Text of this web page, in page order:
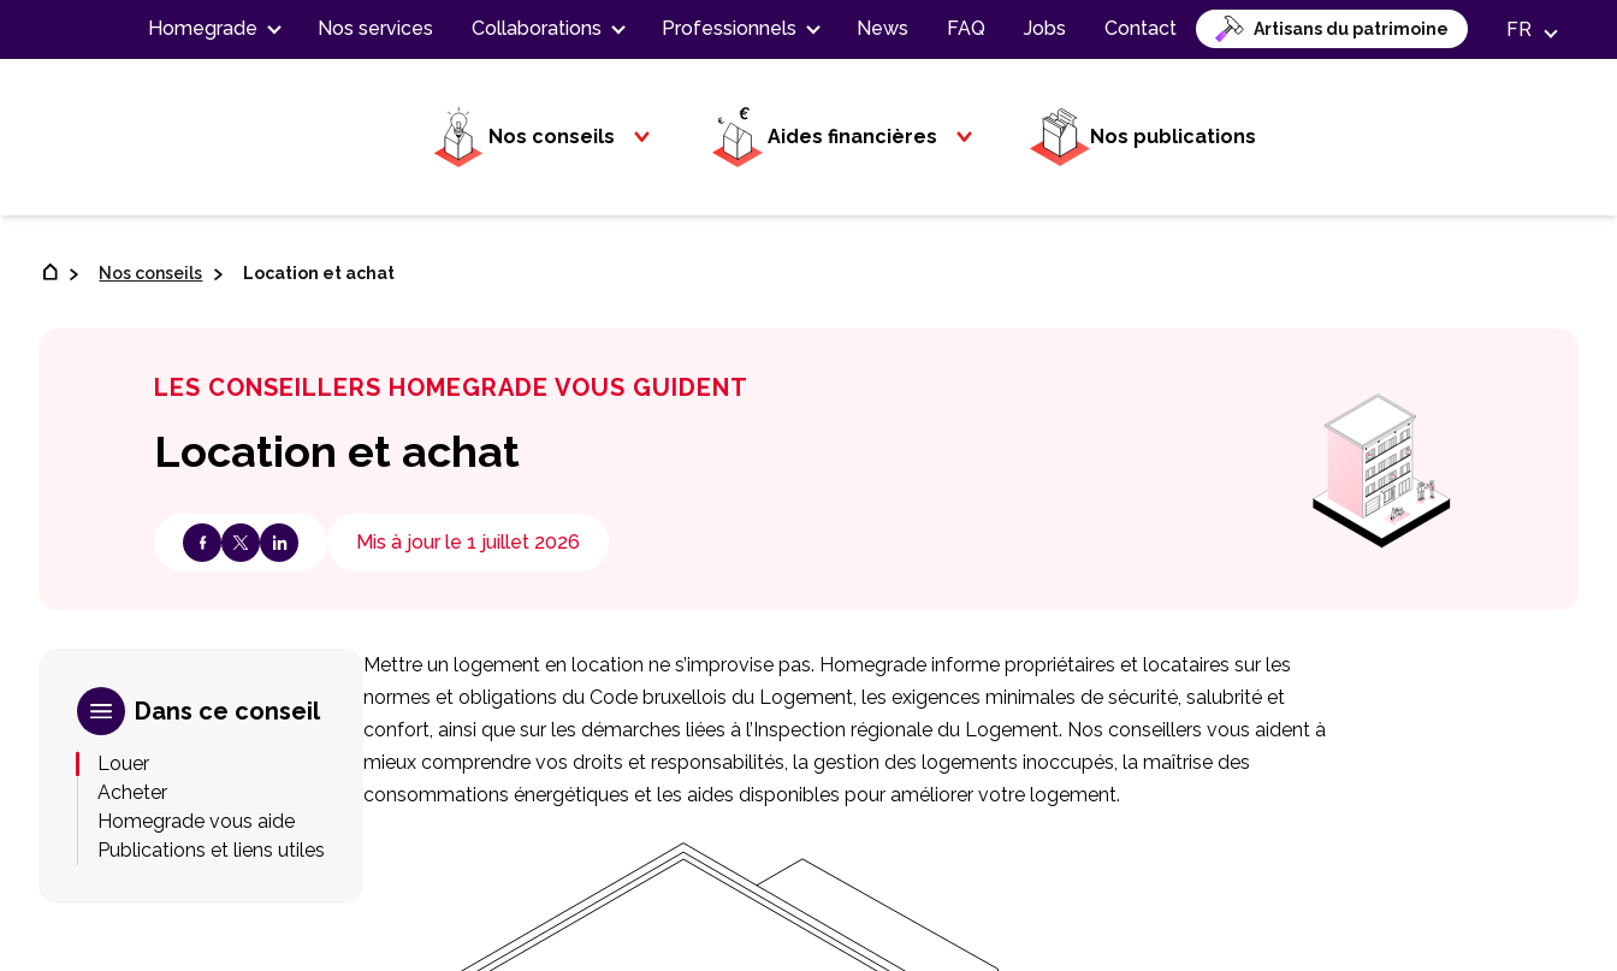
Homegrade Nos services Collaborations Professionnels News FAQ Jobs Contact Artisans du patrimoine FR
Nos conseils Aides financières Nos publications
Nos conseils Location et achat
LES CONSEILLERS HOMEGRADE VOUS GUIDENT
Location et achat
Mis à jour le 1 juillet 2026
Dans ce conseil
Louer
Acheter
Homegrade vous aide
Publications et liens utiles
Mettre un logement en location ne s’improvise pas. Homegrade informe propriétaires et locataires sur les
normes et obligations du Code bruxellois du Logement, les exigences minimales de sécurité, salubrité et
confort, ainsi que sur les démarches liées à l’Inspection régionale du Logement. Nos conseillers vous aident à
mieux comprendre vos droits et responsabilités, la gestion des logements inoccupés, la maîtrise des
consommations énergétiques et les aides disponibles pour améliorer votre logement.